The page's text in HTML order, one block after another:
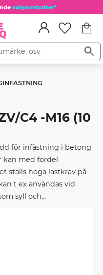
volymrabatter*
C4 -M16 (10
för infästning i betong
kan med fördel
ställs höga lastkrav på
t ex användas vid
syll och